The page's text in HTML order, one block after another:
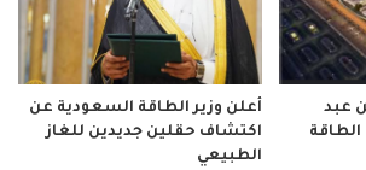
عبد
أعلن وزير الطاقة السعودية عن
اكتشاف حقلين جديدين للغاز
الطبيعي